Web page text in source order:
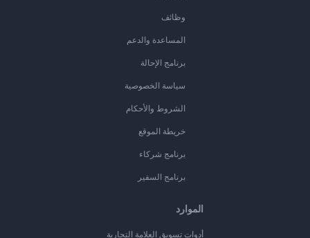
وظائف
المساعدة والدعم
برنامج الإحالة
سياسة الخصوصية
الشروط والأحكام
خريطة الموقع
برنامج شركاء
برنامج السفير
الموارد
أدوات تسويق العلامة التجارية